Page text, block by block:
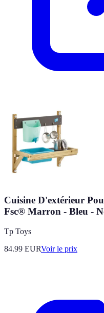
Cuisine D'extérieur
Fsc® Marron - Bleu -
Tp Toys
84.99 EURVoir le prix